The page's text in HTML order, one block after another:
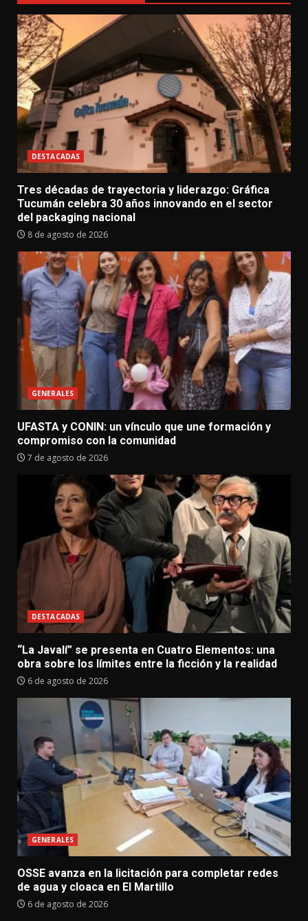
DESTACADAS
Tres décadas de trayectoria y liderazgo: Gráfica
Tucumán celebra 30 años innovando en el sector
del packaging nacional
8 de agosto de 2026
GENERALES
UFASTA y CONIN: un vínculo que une formación y
compromiso con la comunidad
7 de agosto de 2026
DESTACADAS
“La Javalí” se presenta en Cuatro Elementos: una
obra sobre los límites entre la ficción y la realidad
6 de agosto de 2026
GENERALES
OSSE avanza en la licitación para completar redes
de agua y cloaca en El Martillo
6 de agosto de 2026